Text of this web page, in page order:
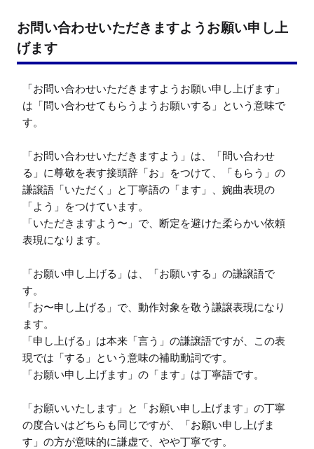
お問い合わせいただきますようお願い申し上
げます
「お問い合わせいただきますようお願い申し上げます」
は「問い合わせてもらうようお願いする」という意味で
す。
「お問い合わせいただきますよう」は、「問い合わせ
る」に尊敬を表す接頭辞「お」をつけて、「もらう」の
謙譲語「いただく」と丁寧語の「ます」、婉曲表現の
「よう」をつけています。
「いただきますよう〜」で、断定を避けた柔らかい依頼
表現になります。
「お願い申し上げる」は、「お願いする」の謙譲語で
す。
「お〜申し上げる」で、動作対象を敬う謙譲表現になり
ます。
「申し上げる」は本来「言う」の謙譲語ですが、この表
現では「する」という意味の補助動詞です。
「お願い申し上げます」の「ます」は丁寧語です。
「お願いいたします」と「お願い申し上げます」の丁寧
の度合いはどちらも同じですが、「お願い申し上げま
す」の方が意味的に謙虚で、やや丁寧です。